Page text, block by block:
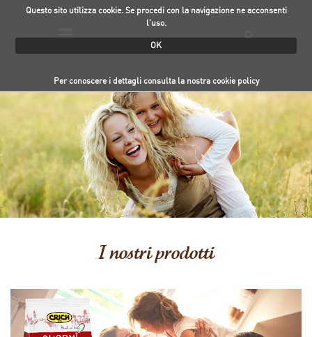
Questo sito utilizza cookie. Se procedi con la navigazione ne acconsenti
l'uso.
OK
Per conoscere i dettagli consulta la nostra cookie policy
I nostri prodotti